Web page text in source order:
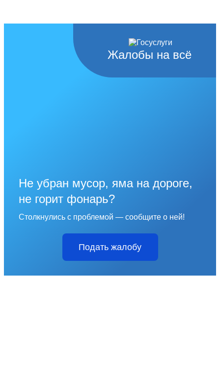
Жалобы на всё
Не убран мусор, яма на дороге,
не горит фонарь?
Столкнулись с проблемой — сообщите о ней!
Подать жалобу